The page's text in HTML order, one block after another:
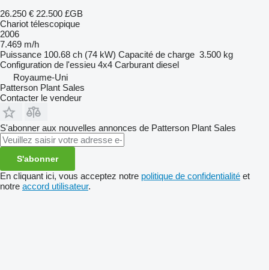
26.250 € 22.500 £GB
Chariot télescopique
2006
7.469 m/h
Puissance 100.68 ch (74 kW) Capacité de charge 3.500 kg
Configuration de l'essieu 4x4 Carburant diesel
Royaume-Uni
Patterson Plant Sales
Contacter le vendeur
S'abonner aux nouvelles annonces de Patterson Plant Sales
S'abonner
En cliquant ici, vous acceptez notre politique de confidentialité et
notre accord utilisateur.